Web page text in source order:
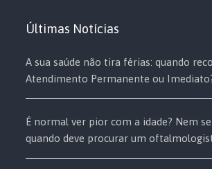
Últimas Notícias
A sua saúde não tira férias: quando
Atendimento Permanente ou
É normal ver pior com a idade? Nem
quando deve procurar um